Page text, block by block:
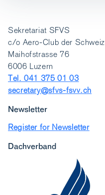
Sekretariat SFVS
c/o Aero-Club der Schweiz
Maihofstrasse 76
6006 Luzern
Tel. 041 375 01 03
secretary@sfvs-fsvv.ch
Newsletter
Register for Newsletter
Dachverband